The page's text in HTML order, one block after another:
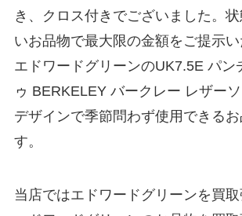
き、クロス付きでございました。
いお品物で最大限の金額をご提示い
エドワードグリーンのUK7.5E パン
ゥ BERKELEY バークレー レザー
デザインで季節問わず使用できる
す。
当店ではエドワードグリーンを買取